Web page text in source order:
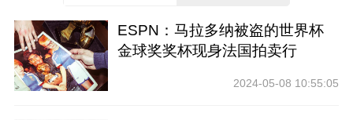
ESPN：马拉多纳被盗的世界杯
金球奖奖杯现身法国拍卖行
2024-05-08 10:55:05